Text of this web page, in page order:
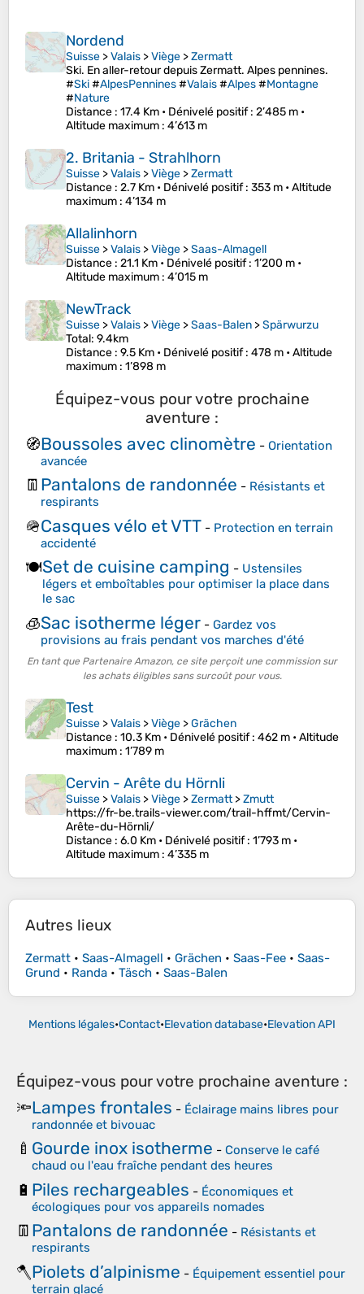
Nordend
Suisse >Valais >Viège >Zermatt
Ski. En aller-retour depuis Zermatt. Alpes pennines.
#Ski#AlpesPennines#Valais#Alpes#Montagne
#Nature
Distance : 17.4 Km • Dénivelé positif: 2’485 m •
Altitude maximum : 4’613 m
2. Britania - Strahlhorn
Suisse >Valais >Viège >Zermatt
Distance : 2.7 Km • Dénivelé positif: 353 m •Altitude
maximum : 4’134 m
Allalinhorn
Suisse >Valais >Viège >Saas-Almagell
Distance : 21.1 Km • Dénivelé positif: 1’200 m •
Altitude maximum : 4’015 m
NewTrack
Suisse >Valais >Viège >Saas-Balen >Spärwurzu
Total: 9.4km
Distance : 9.5 Km • Dénivelé positif: 478 m •Altitude
maximum : 1’898 m
Équipez-vous pour votre prochaine
aventure :
🧭Boussoles avec clinomètre - Orientation
avancée
👖 Pantalons de randonnée - Résistants et
respirants
🪖Casques vélo et VTT - Protection en terrain
accidenté
🍽️Set de cuisine camping - Ustensiles
légers et emboîtables pour optimiser la place dans
le sac
🧊Sac isotherme léger - Gardez vos
provisions au frais pendant vos marches d'été
En tant que Partenaire Amazon, ce site perçoit une commission sur
les achats éligibles sans surcoût pour vous.
Test
Suisse >Valais >Viège >Grächen
Distance : 10.3 Km • Dénivelé positif: 462 m •Altitude
maximum : 1’789 m
Cervin - Arête du Hörnli
Suisse >Valais >Viège >Zermatt>Zmutt
https://fr-be.trails-viewer.com/trail-hffmt/Cervin-
Arête-du-Hörnli/
Distance : 6.0 Km • Dénivelé positif: 1’793 m •
Altitude maximum : 4’335 m
Autres lieux
Zermatt • Saas-Almagell • Grächen • Saas-Fee • Saas-
Grund • Randa • Täsch • Saas-Balen
Mentions légales•Contact•Elevation database•Elevation API
Équipez-vous pour votre prochaine aventure :
🔦Lampes frontales - Éclairage mains libres pour
randonnée et bivouac
🍼 Gourde inox isotherme - Conserve le café
chaud ou l'eau fraîche pendant des heures
🔋 Piles rechargeables - Économiques et
écologiques pour vos appareils nomades
👖 Pantalons de randonnée - Résistants et
respirants
🪓Piolets d’alpinisme - Équipement essentiel pour
terrain glacé